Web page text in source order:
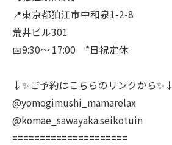
📍東京都狛江市中和泉1-2-8
荒井ビル301
📅9:30〜 17:00 *日祝定休
↓✨ご予約はこちらのリンクから✨↓
@yomogimushi_mamarelax
@komae_sawayaka.seikotuin
=====================